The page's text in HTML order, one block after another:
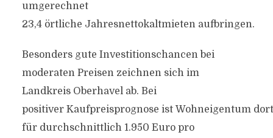
umgerechnet
23,4 örtliche Jahresnettokaltmieten aufbringen.
Besonders gute Investitionschancen bei
moderaten Preisen zeichnen sich im
Landkreis Oberhavel ab. Bei
positiver Kaufpreisprognose ist Wohneigentum dort
für durchschnittlich 1.950 Euro pro